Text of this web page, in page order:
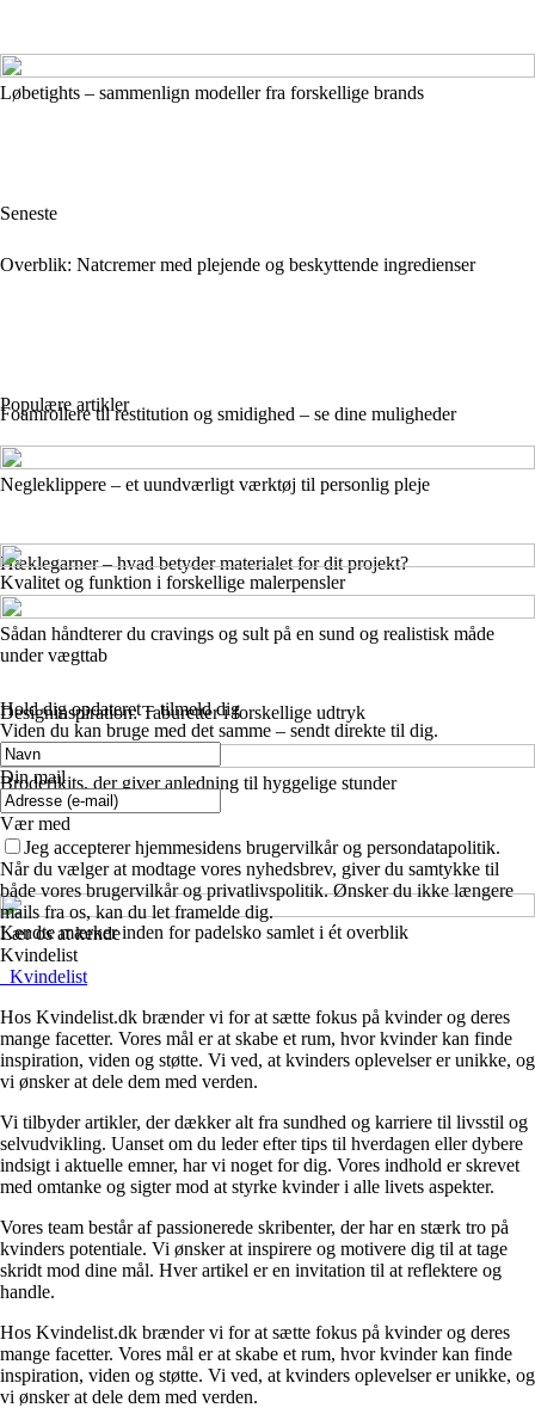
Løbetights – sammenlign modeller fra forskellige brands
Seneste
Overblik: Natcremer med plejende og beskyttende ingredienser
Foamrollere til restitution og smidighed – se dine muligheder
Hæklegarner – hvad betyder materialet for dit projekt?
Designinspiration: Taburetter i forskellige udtryk
Populære artikler
Negleklippere – et uundværligt værktøj til personlig pleje
Sådan håndterer du cravings og sult på en sund og realistisk måde
under vægttab
Broderikits, der giver anledning til hyggelige stunder
Kendte mærker inden for padelsko samlet i ét overblik
Kvalitet og funktion i forskellige malerpensler
Hold dig opdateret – tilmeld dig
Viden du kan bruge med det samme – sendt direkte til dig.
Din mail
Vær med
Jeg accepterer hjemmesidens brugervilkår og persondatapolitik.
Når du vælger at modtage vores nyhedsbrev, giver du samtykke til
både vores brugervilkår og privatlivspolitik. Ønsker du ikke længere
mails fra os, kan du let framelde dig.
Lær os at kende
Kvindelist
Kvindelist
Hos Kvindelist.dk brænder vi for at sætte fokus på kvinder og deres
mange facetter. Vores mål er at skabe et rum, hvor kvinder kan finde
inspiration, viden og støtte. Vi ved, at kvinders oplevelser er unikke, og
vi ønsker at dele dem med verden.
Vi tilbyder artikler, der dækker alt fra sundhed og karriere til livsstil og
selvudvikling. Uanset om du leder efter tips til hverdagen eller dybere
indsigt i aktuelle emner, har vi noget for dig. Vores indhold er skrevet
med omtanke og sigter mod at styrke kvinder i alle livets aspekter.
Vores team består af passionerede skribenter, der har en stærk tro på
kvinders potentiale. Vi ønsker at inspirere og motivere dig til at tage
skridt mod dine mål. Hver artikel er en invitation til at reflektere og
handle.
Hos Kvindelist.dk brænder vi for at sætte fokus på kvinder og deres
mange facetter. Vores mål er at skabe et rum, hvor kvinder kan finde
inspiration, viden og støtte. Vi ved, at kvinders oplevelser er unikke, og
vi ønsker at dele dem med verden.